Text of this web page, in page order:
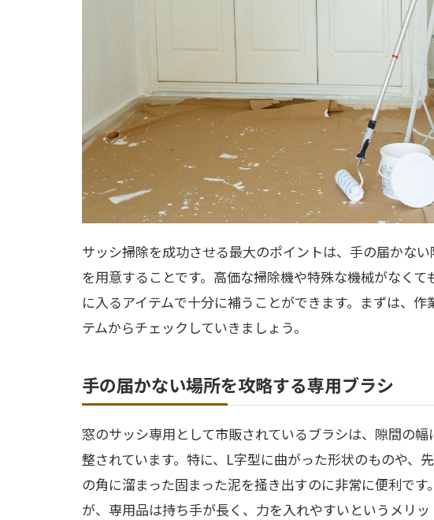
サッシ掃除を成功させる最大のポイントは、手の届かな
を用意することです。高価な掃除機や特殊な機械がなく
に入るアイテムで十分に補うことができます。まずは、
テムからチェックしていきましょう。
手の届かない場所を攻略する専用ブラシ
窓のサッシ専用として市販されているブラシは、隙間の
整されています。特に、L字型に曲がった形状のものや、
の角に溜まった固まった泥を掻き出すのに非常に便利で
が、専用品は持ち手が長く、力を入れやすいというメリッ